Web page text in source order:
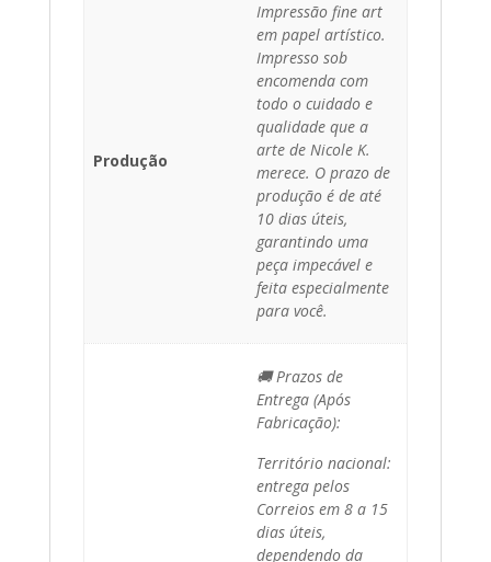
Produção
Impressão fine art
em papel artístico.
Impresso sob
encomenda com
todo o cuidado e
qualidade que a
arte de Nicole K.
merece. O prazo de
produção é de até
10 dias úteis,
garantindo uma
peça impecável e
feita especialmente
para você.
🚚 Prazos de
Entrega (Após
Fabricação):
Território nacional:
entrega pelos
Correios em 8 a 15
dias úteis,
dependendo da